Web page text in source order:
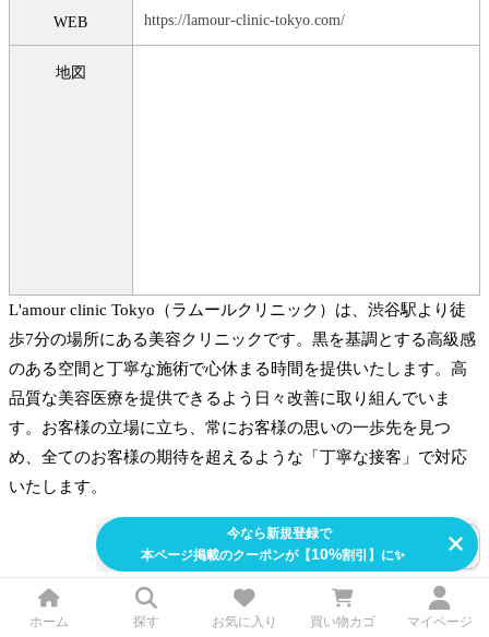
WEB https://lamour-clinic-tokyo.com/
地図
L'amour clinic Tokyo（ラムールクリニック）は、渋谷駅より徒
歩7分の場所にある美容クリニックです。黒を基調とする高級感
のある空間と丁寧な施術で心休まる時間を提供いたします。高
品質な美容医療を提供できるよう日々改善に取り組んでいま
す。お客様の立場に立ち、常にお客様の思いの一歩先を見つ
め、全てのお客様の期待を超えるような「丁寧な接客」で対応
いたします。
このクリニックのクーポン一覧
ホーム 探す お気に入り 買い物カゴ マイページ